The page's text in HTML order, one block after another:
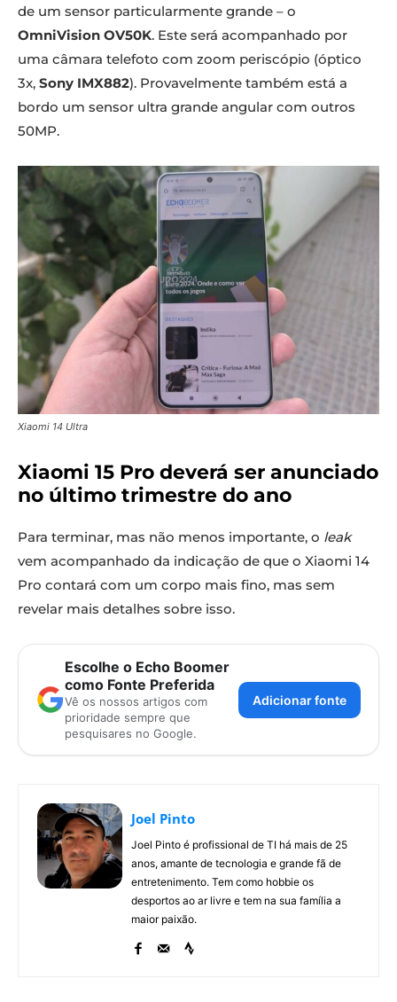
de um sensor particularmente grande – o
OmniVision OV50K. Este será acompanhado por
uma câmara telefoto com zoom periscópio (óptico
3x, Sony IMX882). Provavelmente também está a
bordo um sensor ultra grande angular com outros
50MP.
Xiaomi 14 Ultra
Xiaomi 15 Pro deverá ser anunciado
no último trimestre do ano
Para terminar, mas não menos importante, o leak
vem acompanhado da indicação de que o Xiaomi 14
Pro contará com um corpo mais fino, mas sem
revelar mais detalhes sobre isso.
Escolhe o Echo Boomer
como Fonte Preferida
Vê os nossos artigos com
prioridade sempre que
pesquisares no Google.
Adicionar fonte
Joel Pinto
Joel Pinto é profissional de TI há mais de 25
anos, amante de tecnologia e grande fã de
entretenimento. Tem como hobbie os
desportos ao ar livre e tem na sua família a
maior paixão.